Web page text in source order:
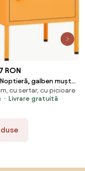
RON
galben muștar,
cm oțel
cu sertar, cu picioare
Livrare gratuită